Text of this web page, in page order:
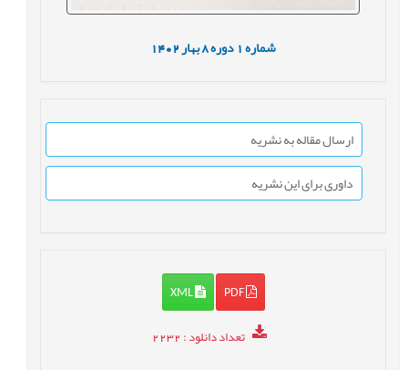
شماره1 دوره8 بهار1402
ارسال مقاله به نشریه
داوری برای این نشریه
PDF
XML
تعداد دانلود: 2232